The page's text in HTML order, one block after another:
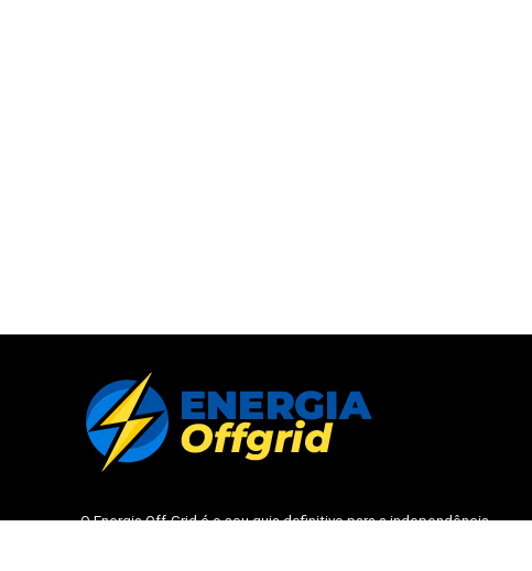
OEnergia Off-Gridé o seu guia definitivo para a independência